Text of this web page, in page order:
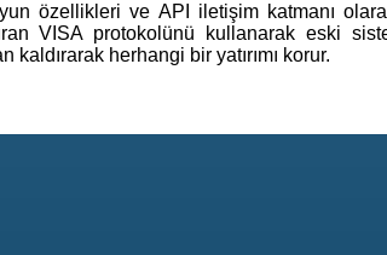
özellikleri ve API iletişim katmanı
VISA protokolünü kullanarak eski
herhangi bir yatırımı korur.